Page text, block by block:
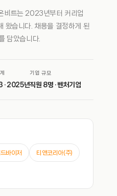
비트는 2023년부터 커리업
왔습니다. 채용을 결정하게 된
담았습니다.
· 2025년
기업 규모
직원 8명 · 벤처기업
바이저 티앤코리아(주)